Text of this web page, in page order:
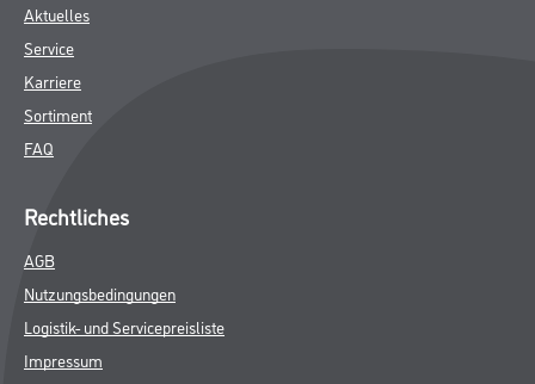
Aktuelles
Service
Karriere
Sortiment
FAQ
Rechtliches
AGB
Nutzungsbedingungen
Logistik- und Servicepreisliste
Impressum